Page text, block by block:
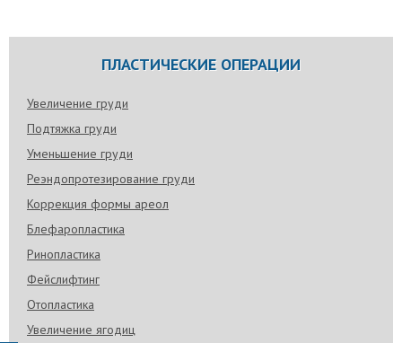
ПЛАСТИЧЕСКИЕ ОПЕРАЦИИ
Увеличение груди
Подтяжка груди
Уменьшение груди
Реэндопротезирование груди
Коррекция формы ареол
Блефаропластика
Ринопластика
Фейслифтинг
Отопластика
Увеличение ягодиц